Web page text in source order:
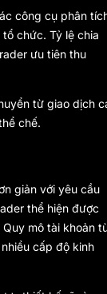
công cụ phân
tổ chức. Tỷ lệ chia
ưu tiên thu
từ giao dịch
chế.
giản với yêu cầu
thể hiện được
Quy mô tài khoản
cấp độ kinh